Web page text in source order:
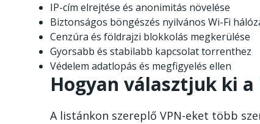
IP-cím elrejtése és anonimitás növelése
Biztonságos böngészés nyilvános Wi-Fi
Cenzúra és földrajzi blokkolás megkerülése
Gyorsabb és stabilabb kapcsolat torrenthez
Védelem adatlopás és megfigyelés ellen
Hogyan választjuk ki
A listánkon szereplő VPN-eket több